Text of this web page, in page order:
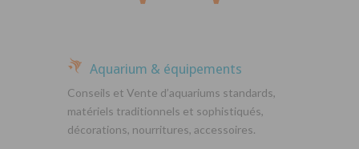
Aquarium & équipements
Conseils et Vente d’aquariums standards,
matériels traditionnels et sophistiqués,
décorations, nourritures, accessoires.